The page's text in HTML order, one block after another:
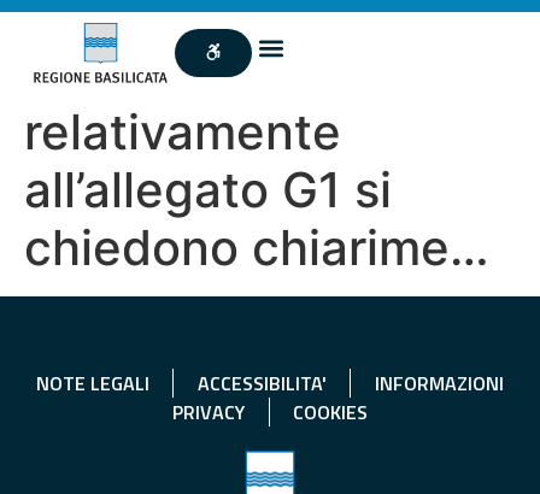
relativamente
all’allegato G1 si
chiedono chiarime…
NOTE LEGALI ACCESSIBILITA'
INFORMAZIONI
PRIVACY
COOKIES